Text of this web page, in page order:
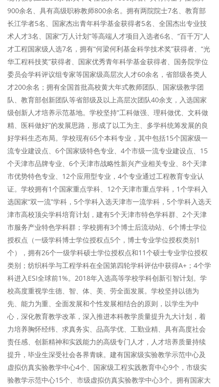
900余名、具有高级职称教师800余名。拥有两院院士7名、教育部
长江学者5名、国家杰出青年科学基金获得者5名、全国杰出专业技
术人才3名、国家“万人计划”等高端人才项目入选者6名、“百千万”人
才工程国家级人选7名，拥有“何梁何利基金科学技术奖”获得者、“光
华工程科技奖”获得者、国家优秀青年科学基金获得者、国务院学位
委员会学科评议组专家等国家级高层次人才60余名，省部级各类人
才200余名；拥有全国首批高校黄大年式教师团队、国家级教学团
队、教育部创新团队等省部级及以上高层次团队40余支，入选国家
级创新人才培养示范基地。学校坚持“工科做强、理科做优、文科做
精、医科做好”的发展思路，形成了以工为主、多学科统筹发展的良
好学科生态布局。学校现有65个本科专业，其中包括15个国家级一
流专业建设点、6个国家级特色专业、4个市级一流专业建设点、15
个天津市品牌专业、6个天津市战略性新兴产业相关专业、8个天津
市优势特色专业、12个应用型专业，4个专业通过工程教育专业认
证。学校拥有1个国家重点学科、12个天津市重点学科，1个学科入
选国家“双一流”学科，5个学科入选天津市一流学科，5个学科入选天
津市高校顶尖学科培育计划，建有5个天津市特色学科群、2个天津
市服务产业特色学科群；学校拥有3个博士后流动站、6个博士学位
授权点（一级学科博士学位授权点5个，博士专业学位授权类别1
个），拥有26个一级学科硕士学位授权点和11个硕士专业学位授权
类别；纺织科学与工程学科在全国第四轮学科评估中获得A+；4个学
科进入ESI全球前1%。2018年入选高等学校学科创新引智计划。学
校高度重视学生德、智、体、美、劳全面发展。学校坚持以德为
先、能力为重、全面发展和个性发展相结合的原则，以学生为中
心，深化教育教学改革，深入推进本科教学质量提升九大计划，着
力培养胸怀经纬、求真务实、品高学优、工勤业精、具有高度社会
责任感、创新精神和实践能力的高级专门人才，人才培养质量持续
提升，毕业生深受社会各界青睐。建有国家级实验教学示范中心及
虚拟仿真实验教学中心4个、国家级工程实践教育中心9个，市级实
验教学示范中心15个、市级虚拟仿真实验教学中心3个。拥有国家大